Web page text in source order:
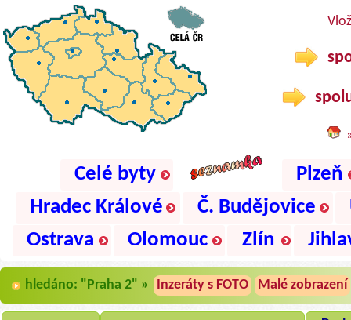
Celé byty
Plzeň
Hradec Králové
Č. Budějovice
Ostrava
Olomouc Zlín
hledáno: "Praha 2" » Inzeráty s FOTO Malé zobrazení